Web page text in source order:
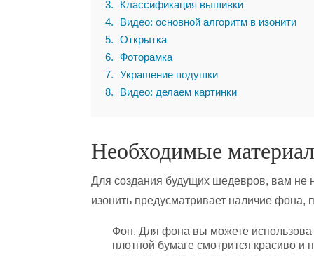
3
Классификация вышивки
4
Видео: основной алгоритм в изонити
5
Открытка
6
Фоторамка
7
Украшение подушки
8
Видео: делаем картинки
Необходимые
Для создания будущих шедевров, вам не
изонить предусматривает наличие фона,
Фон. Для фона вы можете
плотной бумаге смотрится красиво